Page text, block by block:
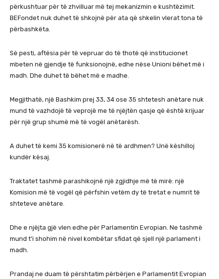
përkushtuar për të zhvilluar më tej mekanizmin e kushtëzimit.
BEFondet nuk duhet të shkojnë për ata që shkelin vlerat tona të
përbashkëta.
Së pesti, aftësia për të vepruar do të thotë që institucionet
mbeten në gjendje të funksionojnë, edhe nëse Unioni bëhet më i
madh. Dhe duhet të bëhet më e madhe.
Megjithatë, një Bashkim prej 33, 34 ose 35 shtetesh anëtare nuk
mund të vazhdojë të veprojë me të njëjtën qasje që është krijuar
për një grup shumë më të vogël anëtarësh.
A duhet të kemi 35 komisionerë në të ardhmen? Unë këshilloj
kundër kësaj.
Traktatet tashmë parashikojnë një zgjidhje më të mirë: një
Komision më të vogël që përfshin vetëm dy të tretat e numrit të
shteteve anëtare.
Dhe e njëjta gjë vlen edhe për Parlamentin Evropian. Ne tashmë
mund t’i shohim në nivel kombëtar sfidat që sjell një parlament i
madh.
Prandaj ne duam të përshtatim përbërjen e Parlamentit Evropian